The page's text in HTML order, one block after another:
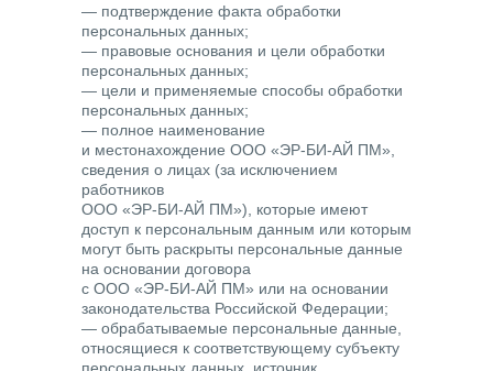
— подтверждение факта обработки
персональных данных;
— правовые основания и цели обработки
персональных данных;
— цели и применяемые способы обработки
персональных данных;
— полное наименование
и местонахождение ООО «ЭР-БИ-АЙ ПМ»,
сведения о лицах (за исключением
работников
ООО «ЭР-БИ-АЙ ПМ»), которые имеют
доступ к персональным данным или которым
могут быть раскрыты персональные данные
на основании договора
с ООО «ЭР-БИ-АЙ ПМ» или на основании
законодательства Российской Федерации;
— обрабатываемые персональные данные,
относящиеся к соответствующему субъекту
персональных данных, источник